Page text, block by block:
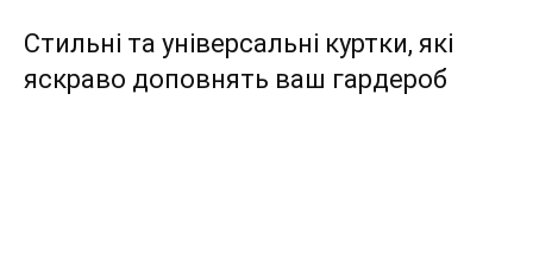
Стильні та універсальні куртки, які
яскраво доповнять ваш гардероб